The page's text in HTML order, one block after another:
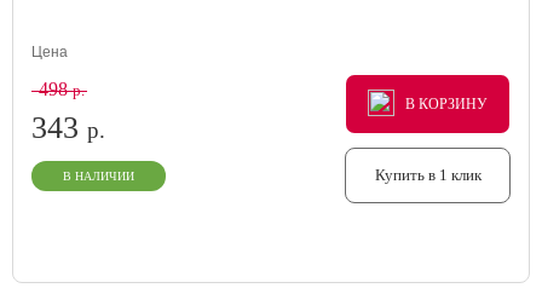
Цена
498р.
343 р.
В НАЛИЧИИ
В КОРЗИНУ
В КОРЗИНУ
В КОРЗИНУ
Купить в 1 клик